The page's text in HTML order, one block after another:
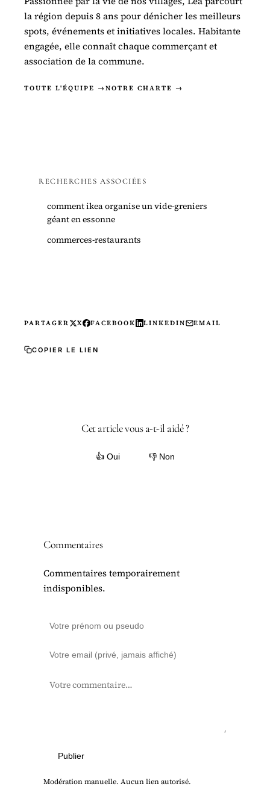
la région depuis 8 ans pour dénicher les meilleurs
spots, événements et initiatives locales. Habitante
engagée, elle connaît chaque commerçant et
association de la commune.
TOUTE L'ÉQUIPE → NOTRE CHARTE →
RECHERCHES ASSOCIÉES
comment ikea organise un vide-greniers
géant en essonne
commerces-restaurants
PARTAGER X FACEBOOK LINKEDIN EMAIL
COPIER LE LIEN
Cet article vous a-t-il aidé ?
👍 Oui 👎 Non
Commentaires
Commentaires temporairement
indisponibles.
Publier
Modération manuelle. Aucun lien autorisé.